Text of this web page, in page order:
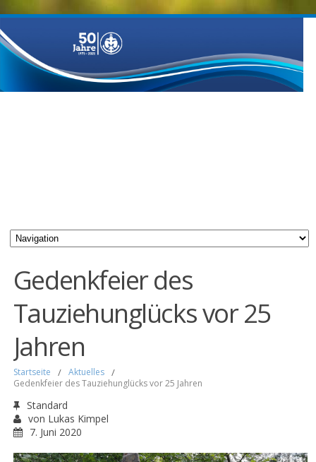
Gedenkfeier des
Tauziehunglücks vor 25
Jahren
Startseite / Aktuelles /
Gedenkfeier des Tauziehunglücks vor 25 Jahren
Standard
von Lukas Kimpel
7. Juni 2020